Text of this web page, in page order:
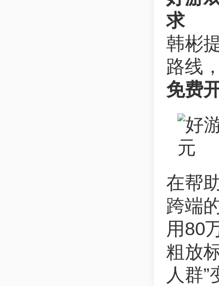
求
韩彬
路线
免费
在帮
跨端
用80
粗放
人群”